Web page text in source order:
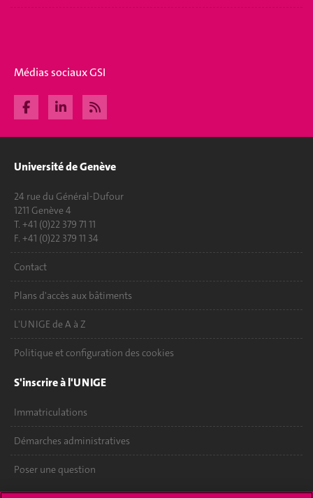
Médias sociaux GSI
Université de Genève
24 rue du Général-Dufour
1211 Genève 4
T. +41 (0)22 379 71 11
F. +41 (0)22 379 11 34
Contact
Plans d'accès aux bâtiments
L'UNIGE de A à Z
Politique et configuration des cookies
S'inscrire à l'UNIGE
Immatriculations
Démarches administratives
Poser une question